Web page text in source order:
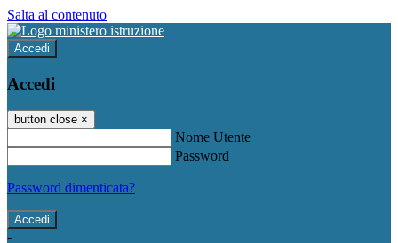
Salta al contenuto
Accedi
Accedi
button close ×
Nome Utente
Password
Password dimenticata?
-